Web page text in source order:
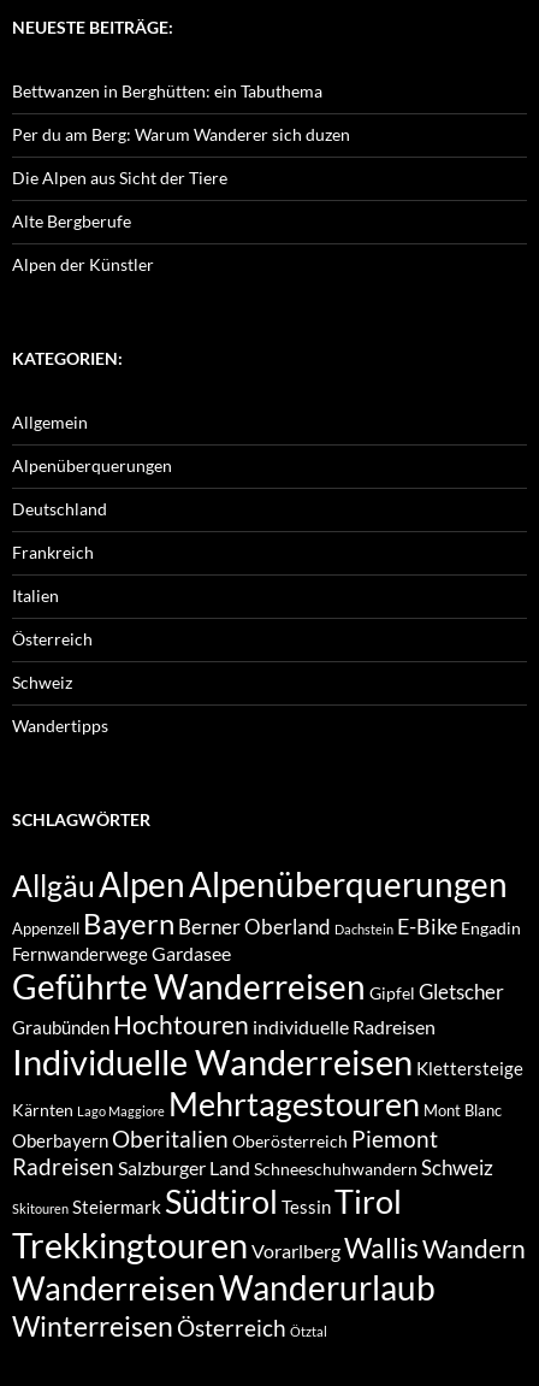
NEUESTE BEITRÄGE:
Bettwanzen in Berghütten: ein Tabuthema
Per du am Berg: Warum Wanderer sich duzen
Die Alpen aus Sicht der Tiere
Alte Bergberufe
Alpen der Künstler
KATEGORIEN:
Allgemein
Alpenüberquerungen
Deutschland
Frankreich
Italien
Österreich
Schweiz
Wandertipps
SCHLAGWÖRTER
AllgäuAlpenAlpenüberquerungen
Appenzell Bayern Berner Oberland Dachstein E-Bike Engadin
FernwanderwegeGardasee
Geführte Wanderreisen Gipfel Gletscher
Graubünden Hochtouren individuelle Radreisen
Individuelle Wanderreisen Klettersteige
Kärnten Lago Maggiore Mehrtagestouren Mont Blanc
Oberbayern Oberitalien Oberösterreich Piemont
Radreisen Salzburger Land Schneeschuhwandern Schweiz
Skitouren Steiermark Südtirol TessinTirol
Trekkingtouren VorarlbergWallisWandern
WanderreisenWanderurlaub
Winterreisen Österreich Ötztal